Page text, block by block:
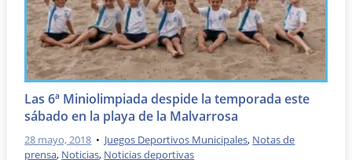
Las 6ª Miniolimpiada despide la temporada este
sábado en la playa de la Malvarrosa
28 mayo, 2018 • Juegos Deportivos Municipales, Notas de
prensa, Noticias, Noticias deportivas